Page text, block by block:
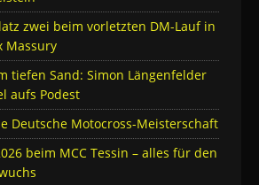
zwei beim vorletzten DM-Lauf in
Massury
tiefen Sand: Simon Längenfelder
aufs Podest
Deutsche Motocross-Meisterschaft
beim MCC Tessin – alles für den